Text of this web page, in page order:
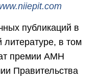
публикаций в
литературе, в том
премии АМН
Правительства